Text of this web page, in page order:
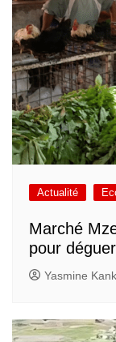
Actualité
Marché
pour
Yasmine